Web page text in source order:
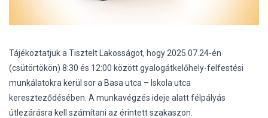
Tájékoztatjuk a Tisztelt Lakosságot, hogy 2025.07.24-én
(csütörtökön) 8:30 és 12:00 között gyalogátkelőhely-felfestési
munkálatokra kerül sor a Basa utca – Iskola utca
kereszteződésében. A munkavégzés ideje alatt félpályás
útlezárásra kell számítani az érintett szakaszon.